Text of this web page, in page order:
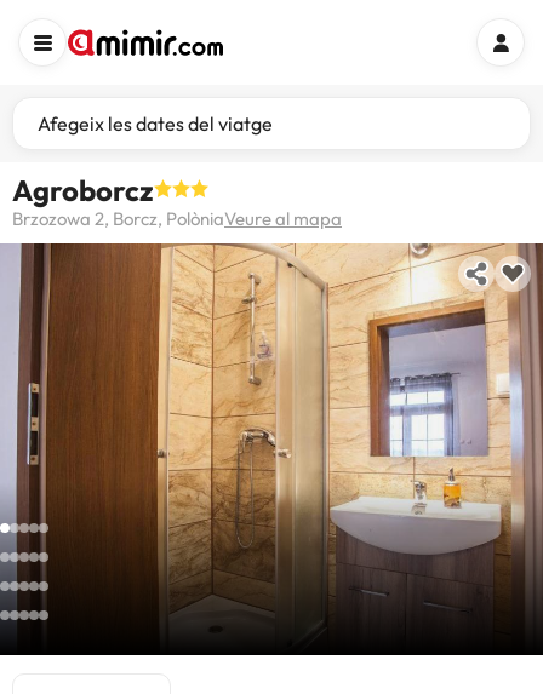
Afegeix les dates del viatge
Agroborcz
Brzozowa 2, Borcz, PolòniaVeure al mapa